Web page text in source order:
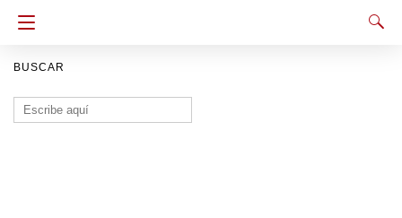
BUSCAR
Buscar: